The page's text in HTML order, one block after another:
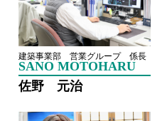
建築事業部 営業グループ 係長
SANO MOTOHARU
佐野 元治